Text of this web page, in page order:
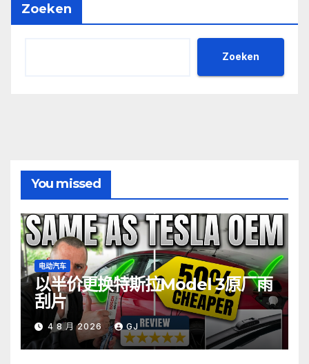
Zoeken
Zoeken
You missed
电动汽车
以半价更换特斯拉Model 3原厂雨
刮片
4 8 月 2026 GJ